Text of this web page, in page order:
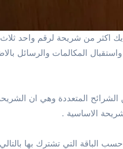
المكالمات والرسائل
المتعددة وهي ان
الاساسية .
الباقة التي تشترك بها